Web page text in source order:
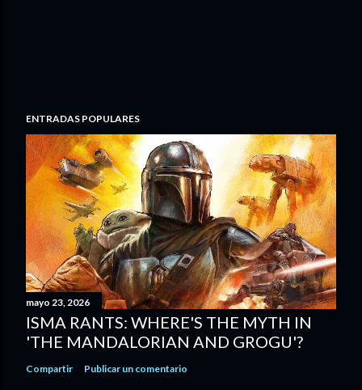
ENTRADAS POPULARES
mayo 23, 2026
ISMA RANTS: WHERE'S THE MYTH IN
'THE MANDALORIAN AND GROGU'?
Compartir Publicar un comentario